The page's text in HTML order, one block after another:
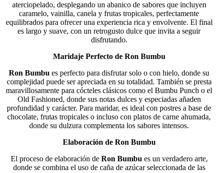
aterciopelado, desplegando un abanico de sabores que incluyen
caramelo, vainilla, canela y frutas tropicales, perfectamente
equilibrados para ofrecer una experiencia rica y envolvente. El final
es largo y suave, con un retrogusto dulce que invita a seguir
disfrutando.
Maridaje Perfecto de Ron Bumbu
Ron Bumbu es perfecto para disfrutar solo o con hielo, donde su
complejidad puede ser apreciada en su totalidad. También se presta
maravillosamente para cócteles clásicos como el Bumbu Punch o el
Old Fashioned, donde sus notas dulces y especiadas añaden
profundidad y carácter. Para maridar, es ideal con postres a base de
chocolate, frutas tropicales o incluso con platos de carne ahumada,
donde su dulzura complementa los sabores intensos.
Elaboración de Ron Bumbu
El proceso de elaboración de Ron Bumbu es un verdadero arte,
donde se combina el uso de caña de azúcar seleccionada de las